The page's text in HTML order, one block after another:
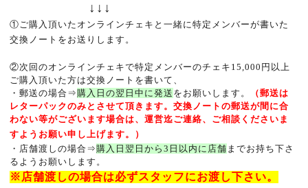
↓↓↓
①ご購入頂いたオンラインチェキと一緒に特定メンバーが書いた
交換ノートをお送りします。
②次回のオンラインチェキで特定メンバーのチェキ 15,000 円以上
ご購入頂いた方は交換ノートを書いて、
・郵送の場合⇒購入日の翌日中に発送 をお願いします。
（郵送は
レターパックのみとさせて頂きます。交換ノートの郵送が間に合
わない等がございます場合は、運営迄ご連絡、ご相談くださいま
すようお願い申し上げます。）
・店舗渡しの場合⇒購入日翌日から3日以内に店舗 までお持ち下さ
るよう お願いします。
※ 店舗渡しの場合は必ずスタッフにお渡し下さい。